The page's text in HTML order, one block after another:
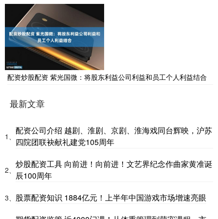
配资炒股配资 紫光国微：将股东利益公司利益和员工个人利益结合
最新文章
1、
配资公司介绍 越剧、淮剧、京剧、淮海戏同台辉映，沪苏
四院团联袂献礼建党105周年
2、
炒股配资工具 向前进！向前进！文艺界纪念作曲家黄准诞
辰100周年
3、 股票配资知识 1884亿元！上半年中国游戏市场增速亮眼